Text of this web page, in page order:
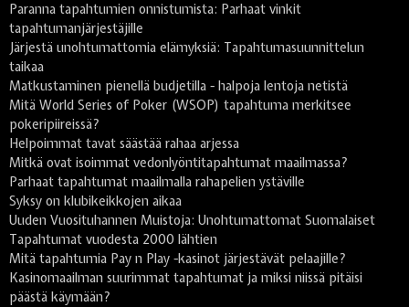
Paranna tapahtumien onnistumista: Parhaat vinkit
tapahtumanjärjestäjille
Järjestä unohtumattomia elämyksiä: Tapahtumasuunnittelun
taikaa
Matkustaminen pienellä budjetilla - halpoja lentoja netistä
Mitä World Series of Poker (WSOP) tapahtuma merkitsee
pokeripiireissä?
Helpoimmat tavat säästää rahaa arjessa
Mitkä ovat isoimmat vedonlyöntitapahtumat maailmassa?
Parhaat tapahtumat maailmalla rahapelien ystäville
Syksy on klubikeikkojen aikaa
Uuden Vuosituhannen Muistoja: Unohtumattomat Suomalaiset
Tapahtumat vuodesta 2000 lähtien
Mitä tapahtumia Pay n Play -kasinot järjestävät pelaajille?
Kasinomaailman suurimmat tapahtumat ja miksi niissä pitäisi
päästä käymään?